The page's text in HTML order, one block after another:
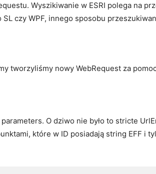
Wyszikiwanie w ESRI polega na
SL czy WPF, innego sposobu
tworzyliśmy nowy WebRequest za
O dziwo nie było to stricte
które w ID posiadają string EFF i